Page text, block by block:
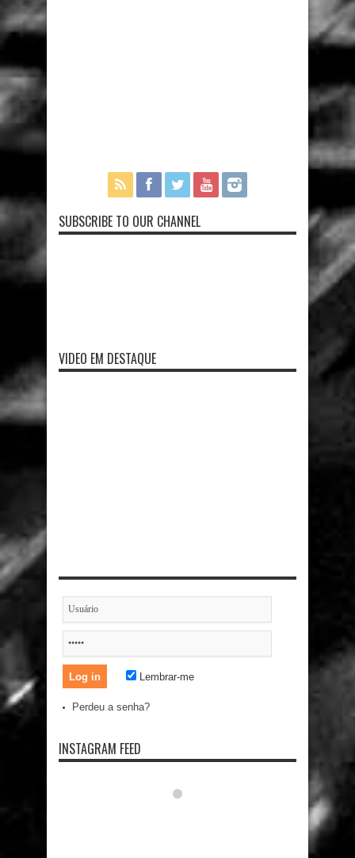
SUBSCRIBE TO OUR CHANNEL
VIDEO EM DESTAQUE
Lembrar-me
Perdeu a senha?
INSTAGRAM FEED